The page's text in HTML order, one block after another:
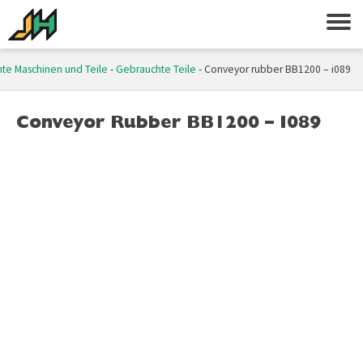
Maschinen und Teile -Gebrauchte Teile -Conveyor rubber BB1200 – i089
Conveyor Rubber BB1200 – I089